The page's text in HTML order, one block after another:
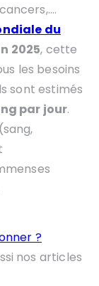
du
2025, cette
les besoins
sont estimés
par jour.
?
nos articles